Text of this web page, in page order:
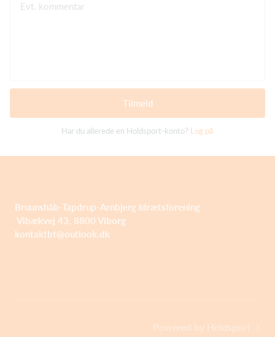
Evt. kommentar
Tilmeld
Har du allerede en Holdsport-konto? Log på
Bruunshåb-Tapdrup-Arnbjerg Idrætsforening
Vibækvej 43, 8800 Viborg
kontaktbt@outlook.dk
Powered by Holdsport